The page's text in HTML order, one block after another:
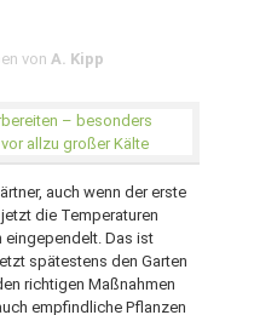
von A. Kipp
auch wenn der erste
die Temperaturen
eingependelt. Das ist
spätestens den Garten
richtigen Maßnahmen
empfindliche Pflanzen